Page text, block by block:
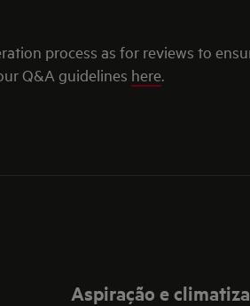
process as for reviews to
Q&A guidelines here.
Aspiração e